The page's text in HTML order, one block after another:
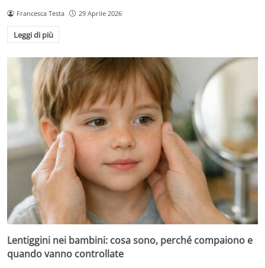
Francesca Testa 29 Aprile 2026
Leggi di più
Lentiggini nei bambini: cosa sono, perché compaiono e
quando vanno controllate